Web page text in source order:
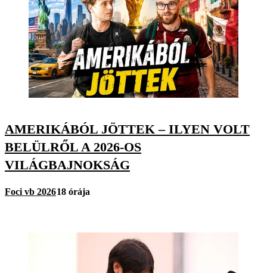
AMERIKÁBÓL JÖTTEK – ILYEN VOLT
BELÜLRŐL A 2026-OS
VILÁGBAJNOKSÁG
Foci vb 202618 órája